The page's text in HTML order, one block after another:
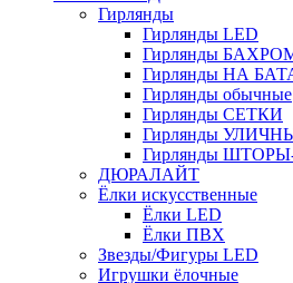
Гирлянды
Гирлянды LED
Гирлянды
Гирлянды НА
Гирлянды обычные
Гирлянды СЕТКИ
Гирлянды
Гирлянды
ДЮРАЛАЙТ
Ёлки искусственные
Ёлки LED
Ёлки ПВХ
Звезды/Фигуры LED
Игрушки ёлочные